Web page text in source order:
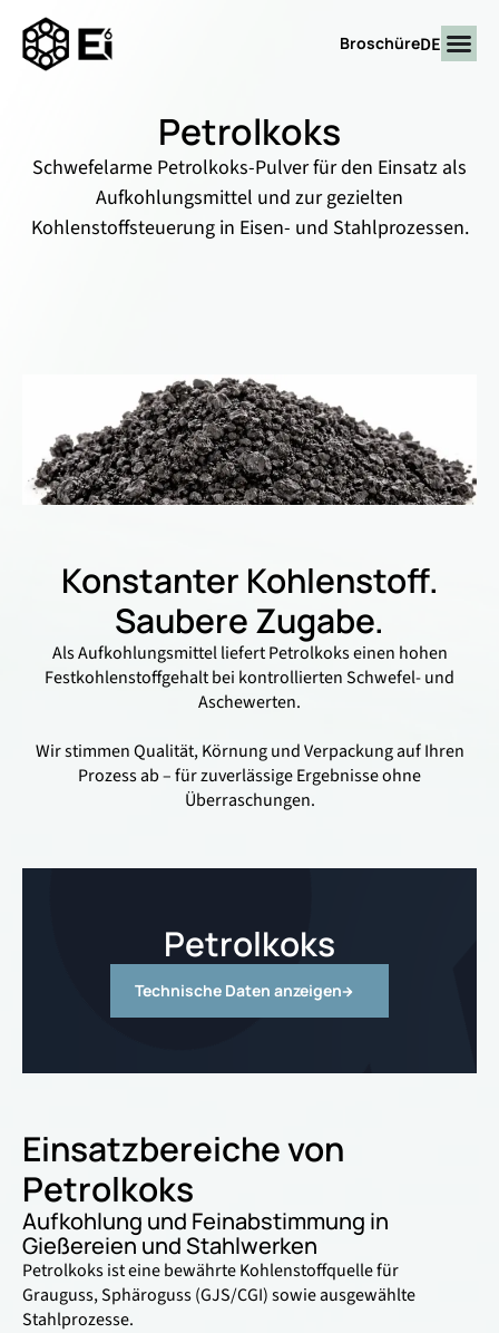
BroschüreDE
Petrolkoks
Schwefelarme Petrolkoks-Pulver für den Einsatz als
Aufkohlungsmittel und zur gezielten
Kohlenstoffsteuerung in Eisen- und Stahlprozessen.
Konstanter Kohlenstoff.
Saubere Zugabe.
Als Aufkohlungsmittel liefert Petrolkoks einen hohen
Festkohlenstoffgehalt bei kontrollierten Schwefel- und
Aschewerten.
Wir stimmen Qualität, Körnung und Verpackung auf Ihren
Prozess ab – für zuverlässige Ergebnisse ohne
Überraschungen.
Petrolkoks
Technische Daten anzeigen
Einsatzbereiche von
Petrolkoks
Aufkohlung und Feinabstimmung in
Gießereien und Stahlwerken
Petrolkoks ist eine bewährte Kohlenstoffquelle für
Grauguss, Sphäroguss (GJS/CGI) sowie ausgewählte
Stahlprozesse.